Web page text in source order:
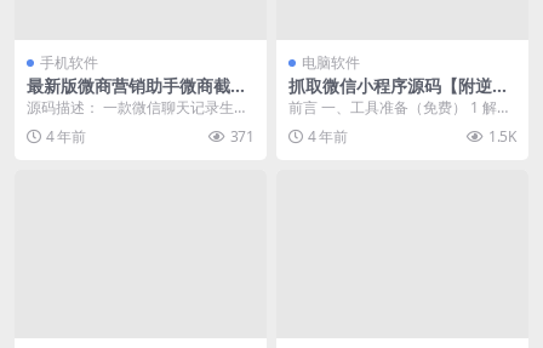
手机软件
最新版微商营销助手微商截图
助手微信聊天记录生成器
源码描述： 一款微信聊天记录生成
器，更是微商伙伴们的营销工具，
不管你是想截图对话...
4 年前 371
电脑软件
抓取微信小程序源码【附逆向
工具wxappUnpacker使用方
法】
前言 一、工具准备（免费） 1 解密
工具 2 逆向工具 二、解密小程序 1.
确认...4 年前 1.5K